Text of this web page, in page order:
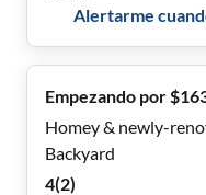
Alertarme
Empezando por
Homey & newly-
Backyard
4(2)